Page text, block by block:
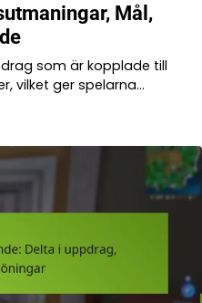
Mål,
som är kopplade till
vilket ger spelarna…